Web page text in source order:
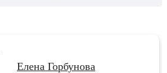
Елена Горбунова